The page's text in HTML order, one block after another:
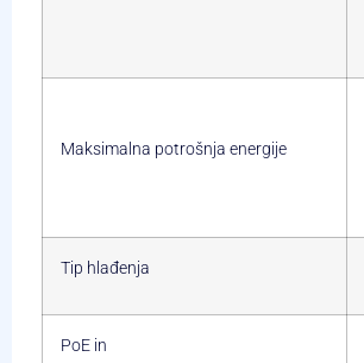
Maksimalna potrošnja energije
Tip hlađenja
PoE in